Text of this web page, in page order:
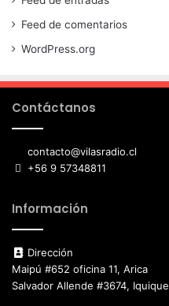
Feed de comentarios
WordPress.org
Contáctanos
contacto@vilasradio.cl
+56 9 57348811
Información
Dirección
Maipú #652 oficina 11, Arica
Salvador Allende #3674, Iquique